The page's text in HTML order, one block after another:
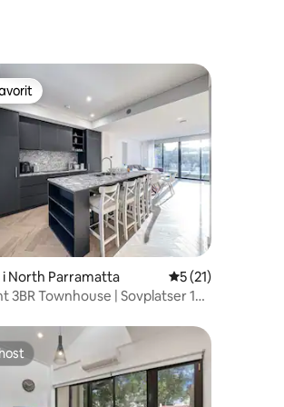
betyg, 62 omdömen
i North Parramatta 5 av 5 i
5 (21)
3BR Townhouse | Sovplatser 10 |